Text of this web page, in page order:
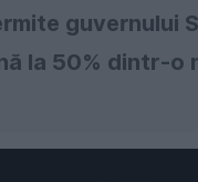
guvernului
la 50% dintr-o